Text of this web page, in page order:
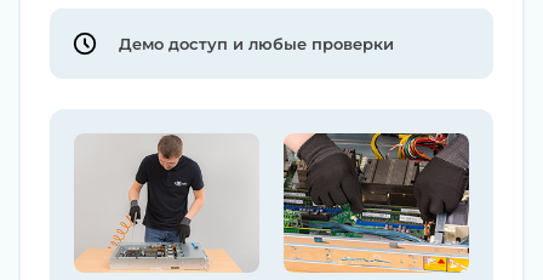
Демо доступ и любые проверки